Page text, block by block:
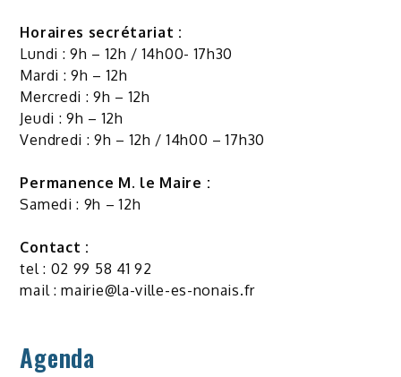
Horaires secrétariat :
Lundi : 9h – 12h / 14h00- 17h30
Mardi : 9h – 12h
Mercredi : 9h – 12h
Jeudi : 9h – 12h
Vendredi : 9h – 12h / 14h00 – 17h30
Permanence M. le Maire :
Samedi : 9h – 12h
Contact :
tel : 02 99 58 41 92
mail :mairie@la-ville-es-nonais.fr
Agenda